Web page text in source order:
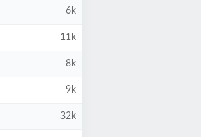
6k
11k
8k
9k
32k